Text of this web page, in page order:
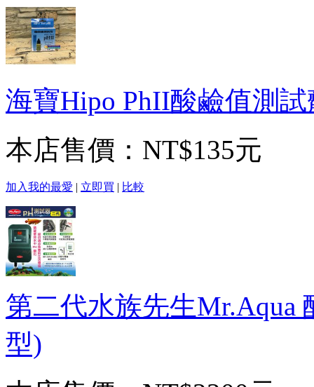
海寶Hipo PhII酸鹼值測試
本店售價： NT$135元
加入我的最愛 | 立即買 | 比較
第二代水族先生Mr.Aqua
型)